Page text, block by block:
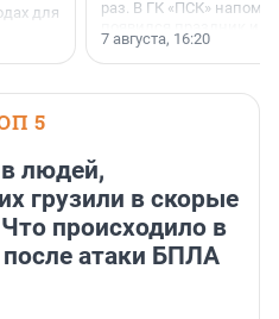
для
раз. В ГК «ПСК»
поменялась роль
7 августа, 16:20
5
людей,
грузили в скорые
происходило в
атаки БПЛА